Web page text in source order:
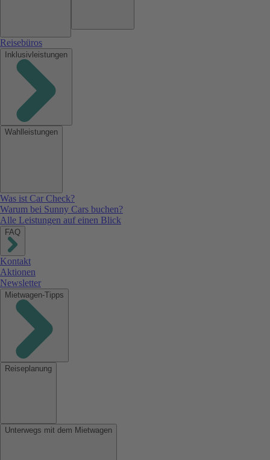
Reisebüros
Inklusivleistungen
Wahlleistungen
Was ist Car Check?
Warum bei Sunny Cars buchen?
Alle Leistungen auf einen Blick
FAQ
Kontakt
Aktionen
Newsletter
Mietwagen-Tipps
Reiseplanung
Unterwegs mit dem Mietwagen